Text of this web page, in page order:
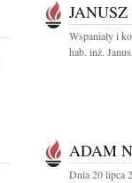
Wspaniały i
hab. inż.
ADAM
Dnia 20 lipca